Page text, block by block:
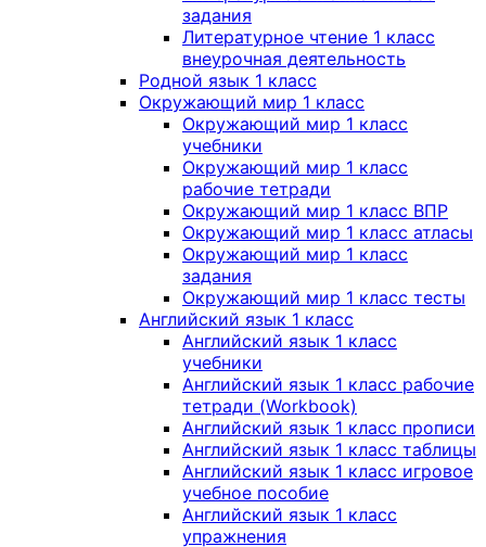
задания
Литературное чтение 1 класс
внеурочная деятельность
Родной язык 1 класс
Окружающий мир 1 класс
Окружающий мир 1 класс
учебники
Окружающий мир 1 класс
рабочие тетради
Окружающий мир 1 класс ВПР
Окружающий мир 1 класс атласы
Окружающий мир 1 класс
задания
Окружающий мир 1 класс тесты
Английский язык 1 класс
Английский язык 1 класс
учебники
Английский язык 1 класс рабочие
тетради (Workbook)
Английский язык 1 класс прописи
Английский язык 1 класс таблицы
Английский язык 1 класс игровое
учебное пособие
Английский язык 1 класс
упражнения